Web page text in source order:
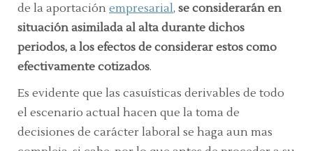
de la aportación empresarial, se considerarán en
situación asimilada al alta durante dichos
periodos, a los efectos de considerar estos como
efectivamente cotizados.
Es evidente que las casuísticas derivables de todo
el escenario actual hacen que la toma de
decisiones de carácter laboral se haga aun mas